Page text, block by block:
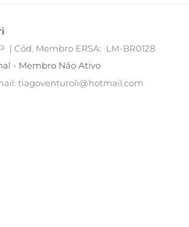
| Cód. Membro ERSA: LM-BR0128
- Membro Não Ativo
tiagoventuroli@hotmail.com